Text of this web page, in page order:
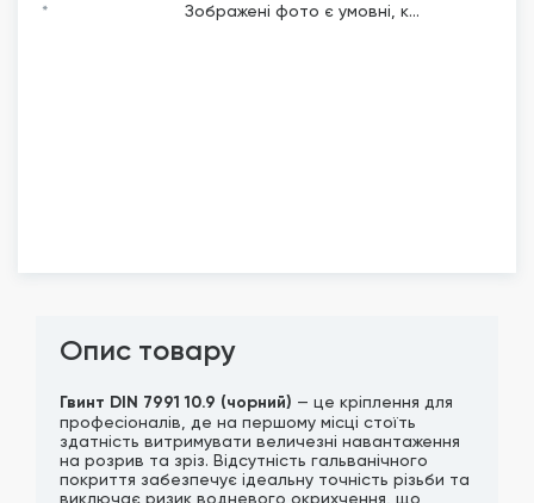
* Зображені фото є умовні, к...
Опис товару
Гвинт DIN 7991 10.9 (чорний) — це кріплення для
професіоналів, де на першому місці стоїть
здатність витримувати величезні навантаження
на розрив та зріз. Відсутність гальванічного
покриття забезпечує ідеальну точність різьби та
виключає ризик водневого окрихчення, що